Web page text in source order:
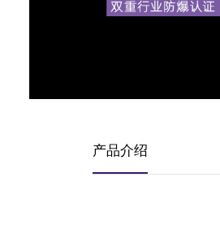
产品介绍